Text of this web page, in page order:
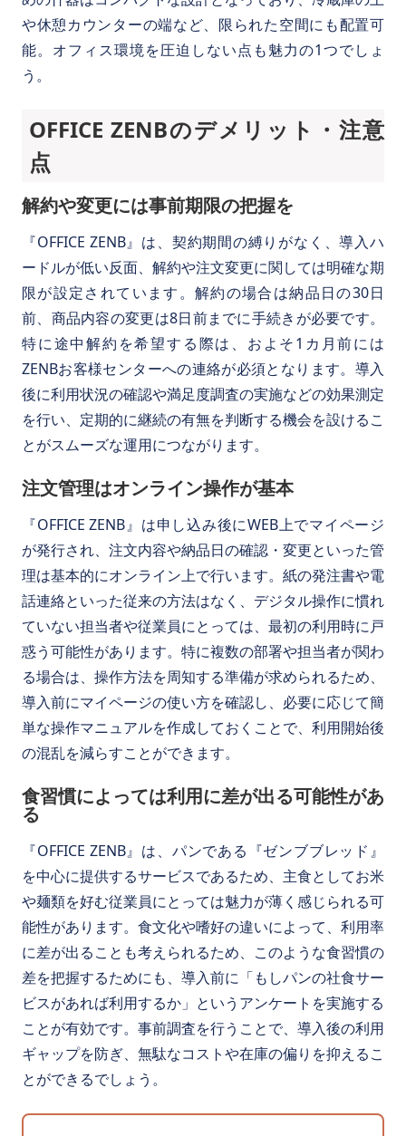
や休憩カウンターの端など、限られた空間にも配置可
能。オフィス環境を圧迫しない点も魅力の1つでしょ
う。
OFFICE ZENBのデメリット・注意
点
解約や変更には事前期限の把握を
『OFFICE ZENB』は、契約期間の縛りがなく、導入ハ
ードルが低い反面、解約や注文変更に関しては明確な期
限が設定されています。解約の場合は納品日の30日
前、商品内容の変更は8日前までに手続きが必要です。
特に途中解約を希望する際は、およそ1カ月前には
ZENBお客様センターへの連絡が必須となります。導入
後に利用状況の確認や満足度調査の実施などの効果測定
を行い、定期的に継続の有無を判断する機会を設けるこ
とがスムーズな運用につながります。
注文管理はオンライン操作が基本
『OFFICE ZENB』は申し込み後にWEB上でマイページ
が発行され、注文内容や納品日の確認・変更といった管
理は基本的にオンライン上で行います。紙の発注書や電
話連絡といった従来の方法はなく、デジタル操作に慣れ
ていない担当者や従業員にとっては、最初の利用時に戸
惑う可能性があります。特に複数の部署や担当者が関わ
る場合は、操作方法を周知する準備が求められるため、
導入前にマイページの使い方を確認し、必要に応じて簡
単な操作マニュアルを作成しておくことで、利用開始後
の混乱を減らすことができます。
食習慣によっては利用に差が出る可能性があ
る
『OFFICE ZENB』は、パンである『ゼンブブレッド』
を中心に提供するサービスであるため、主食としてお米
や麺類を好む従業員にとっては魅力が薄く感じられる可
能性があります。食文化や嗜好の違いによって、利用率
に差が出ることも考えられるため、このような食習慣の
差を把握するためにも、導入前に「もしパンの社食サー
ビスがあれば利用するか」というアンケートを実施する
ことが有効です。事前調査を行うことで、導入後の利用
ギャップを防ぎ、無駄なコストや在庫の偏りを抑えるこ
とができるでしょう。